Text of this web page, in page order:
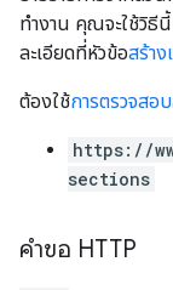
ทำงาน คุณจะใช้วิธี
ละเอียดที่หัวข้อสร้าง
ต้องใช้การตรวจสอ
https://
sections
คำขอ HTTP